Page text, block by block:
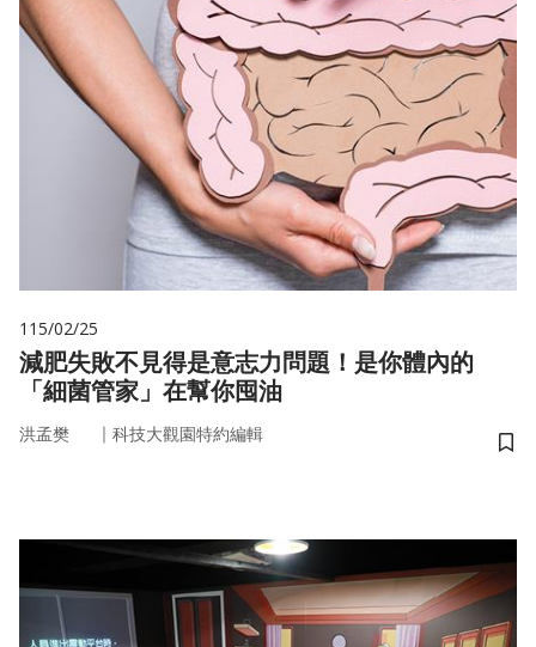
115/02/25
減肥失敗不見得是意志力問題！是你體內的
「細菌管家」在幫你囤油
洪孟樊 ｜ 科技大觀園特約編輯
儲